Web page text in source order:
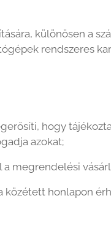
különösen a
rendszeres
hogy
azokat;
megrendelési
közétett honlapon